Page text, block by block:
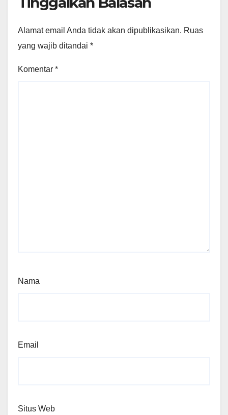
Alamat email Anda tidak akan dipublikasikan. Ruas
yang wajib ditandai *
Komentar *
Nama
Email
Situs Web